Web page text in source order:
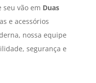
seu vão em Duas
e acessórios
nossa equipe
segurança e